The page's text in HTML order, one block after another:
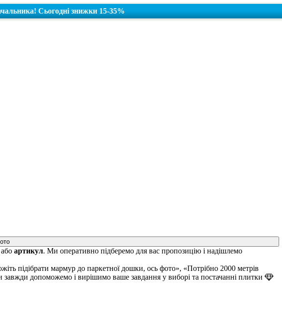
Сьогодні знижки 15-35%
артикул. Ми оперативно підберемо для вас пропозицію і надішлемо
підібрати мармур до паркетної дошки, ось фото», «Потрібно 2000 метрів
завжди допоможемо і вирішимо ваше завдання у виборі та постачанні плитки